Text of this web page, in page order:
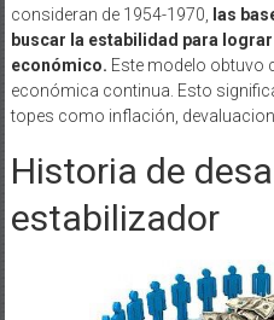
consideran de 1954-1970,
las
buscar la estabilidad para
económico. Este modelo obtuvo
económica continua. Esto
topes como inflación,
Historia de
estabilizador